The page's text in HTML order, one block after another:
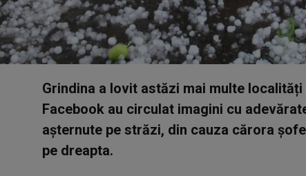
Grindina a lovit astăzi mai multe localități
Facebook au circulat imagini cu
așternute pe străzi, din cauza cărora
pe dreapta.